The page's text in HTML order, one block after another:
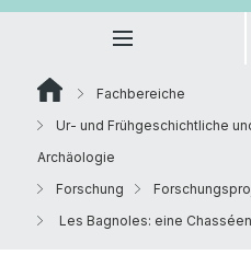
Fachbereiche
Ur- und Frühgeschichtliche
Archäologie
Forschung
Les Bagnoles: eine